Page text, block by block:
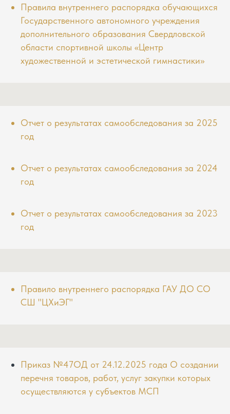
Правила внутреннего распорядка обучающихся
Государственного автономного учреждения
дополнительного образования Свердловской
области спортивной школы «Центр
художественной и эстетической гимнастики»
Отчет о результатах самообследования за 2025
год
Отчет о результатах самообследования за 2024
год
Отчет о результатах самообследования за 2023
год
Правило внутреннего распорядка ГАУ ДО СО
СШ "ЦХиЭГ"
Приказ №47ОД от 24.12.2025 года О создании
перечня товаров, работ, услуг закупки которых
осуществляются у субъектов МСП